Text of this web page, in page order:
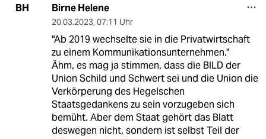
BH Birne Helene
20.03.2023, 07:11 Uhr
"Ab 2019 wechselte sie in die Privatwirtschaft
zu einem Kommunikationsunternehmen."
Ähm, es mag ja stimmen, dass die BILD der
Union Schild und Schwert sei und die Union die
Verkörperung des Hegelschen
Staatsgedankens zu sein vorzugeben sich
bemüht. Aber dem Staat gehört das Blatt
deswegen nicht, sondern ist selbst Teil der